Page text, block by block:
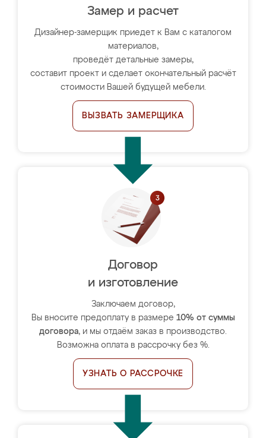
Замер и расчет
Дизайнер-замерщик приедет к Вам с каталогом
материалов,
проведёт детальные замеры,
составит проект и сделает окончательный расчёт
стоимости Вашей будущей мебели.
ВЫЗВАТЬ ЗАМЕРЩИКА
Договор
и изготовление
Заключаем договор,
Вы вносите предоплату в размере 10% от суммы
договора, и мы отдаём заказ в производство.
Возможна оплата в рассрочку без %.
УЗНАТЬ О РАССРОЧКЕ